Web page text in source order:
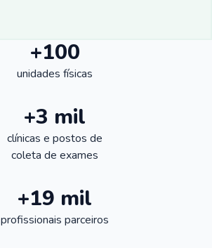
+100
unidades físicas
+3 mil
clínicas e postos de
coleta de exames
+19 mil
profissionais parceiros